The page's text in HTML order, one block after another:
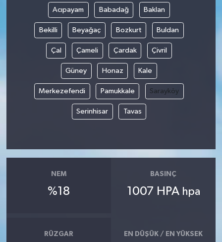
Acıpayam Babadağ Baklan
Bekilli Beyağaç Bozkurt Buldan
Çal Çameli Çardak Çivril
Güney Honaz Kale
Merkezefendi Pamukkale Sarayköy
Serinhisar Tavas
NEM
%18
BASINÇ
1007 HPA hpa
RÜZGAR EN DÜŞÜK / EN YÜKSEK